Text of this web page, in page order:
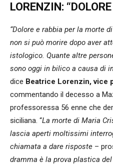
LORENZIN:
“Dolore e rabbia per la morte
non si può morire dopo aver
istologico. Quante altre
sono oggi in bilico a causa di
dice Beatrice Lorenzin, vice
commentando il decesso a
professoressa 56 enne che
siciliana. “La morte di Maria
lascia aperti moltissimi
chiamata a dare risposte –
dramma è la prova plastica